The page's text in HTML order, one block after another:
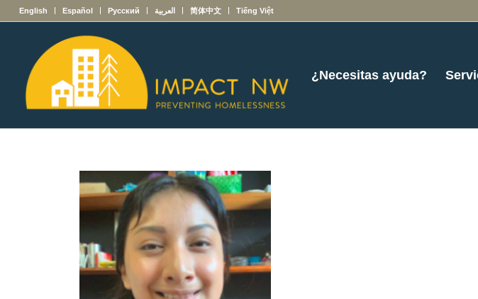
English Español Русский العربية 简体中文 Tiếng Việt
¿Necesitas ayuda?